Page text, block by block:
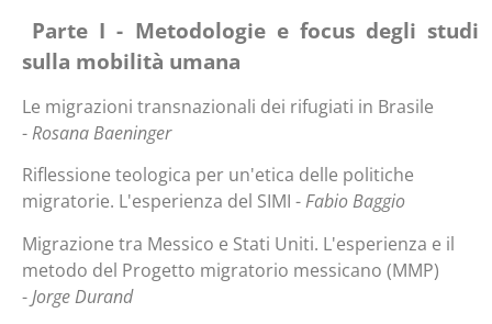
Parte I - Metodologie e focus degli studi
sulla mobilità umana
Le migrazioni transnazionali dei rifugiati in Brasile
-Rosana Baeninger
Riflessione teologica per un'etica delle politiche
migratorie. L'esperienza del SIMI -Fabio Baggio
Migrazione tra Messico e Stati Uniti. L'esperienza e il
metodo del Progetto migratorio messicano (MMP)
-Jorge Durand